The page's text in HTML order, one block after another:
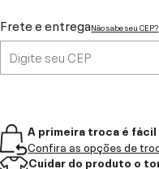
Frete e entregaNão sabe seu CEP?
A primeira troca é fácil
Confira as opções de
Cuidar do produto o